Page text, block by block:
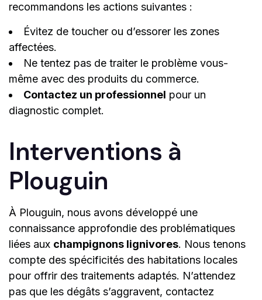
recommandons les actions suivantes :
Évitez de toucher ou d’essorer les zones
affectées.
Ne tentez pas de traiter le problème vous-
même avec des produits du commerce.
Contactez un professionnel pour un
diagnostic complet.
Interventions à
Plouguin
À Plouguin, nous avons développé une
connaissance approfondie des problématiques
liées aux champignons lignivores. Nous tenons
compte des spécificités des habitations locales
pour offrir des traitements adaptés. N’attendez
pas que les dégâts s’aggravent, contactez